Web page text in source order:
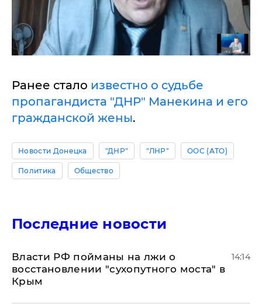
Ранее стало известно о судьбе
пропагандиста "ДНР" Манекина и его
гражданской жены.
Новости Донецка "ДНР" "ЛНР" ООС (АТО)
Политика Общество
Последние новости
Власти РФ пойманы на лжи о
восстановлении "сухопутного моста" в
Крым
14:14